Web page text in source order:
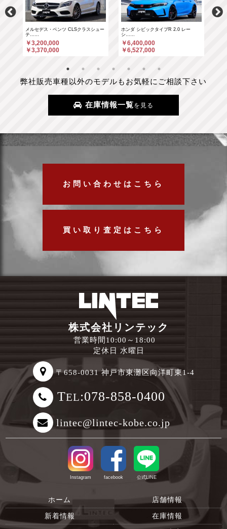
メルセデス・ベンツ CLSクラスシュー
テ……
￥3,200,000
￥3,370,000
ホンダ シビックタイプR 2.0 レー
シ……
￥6,400,000
￥6,527,000
弊社販売車種以外のモデルもお気軽にご相談下さい
在庫情報一覧を見る
お問い合わせはこちら
買い取り査定はこちら
株式会社リンテック
営業時間10:00～18:00
定休日 水曜日
〒658-0031 神戸市東灘区向洋町東1-4
TEL:078-858-0400
lintec@lintec-kobe.co.jp
Instagram facebook 公式LINE
ホーム 店舗情報
新着情報 在庫情報